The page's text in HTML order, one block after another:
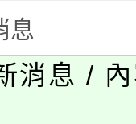
課)教師
國文化
》溝
生活教
消息 / 內